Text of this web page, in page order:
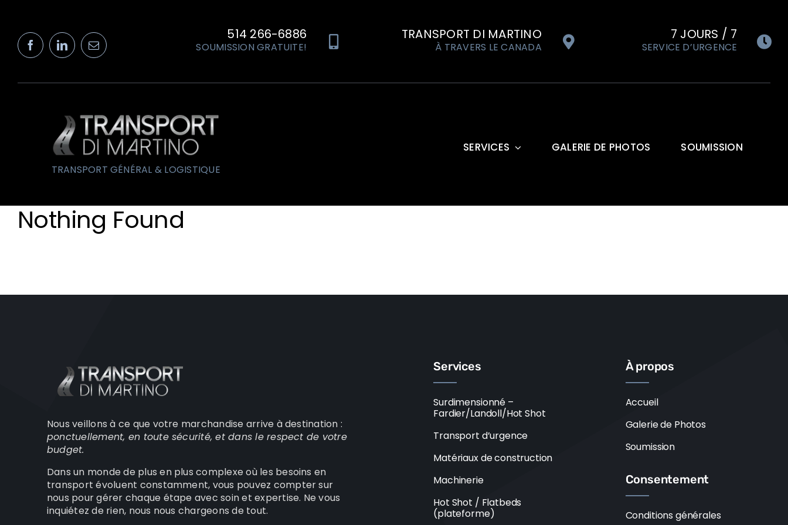
514 266-6886
SOUMISSION GRATUITE!
TRANSPORT DI MARTINO
À TRAVERS LE CANADA
7 JOURS / 7
SERVICE D’URGENCE
TRANSPORT GÉNÉRAL & LOGISTIQUE
SERVICES GALERIE DE PHOTOS SOUMISSION
Nothing Found
Nous veillons à ce que votre marchandise arrive à destination :
ponctuellement, en toute sécurité, et dans le respect de votre
budget.
Dans un monde de plus en plus complexe où les besoins en
transport évoluent constamment, vous pouvez compter sur
nous pour gérer chaque étape avec soin et expertise. Ne vous
inquiétez de rien, nous nous chargeons de tout.
Services
Surdimensionné –
Fardier/Landoll/Hot Shot
Transport d’urgence
Matériaux de construction
Machinerie
Hot Shot / Flatbeds
(plateforme)
À propos
Accueil
Galerie de Photos
Soumission
Consentement
Conditions générales